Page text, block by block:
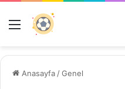
Menü
Anasayfa /Genel